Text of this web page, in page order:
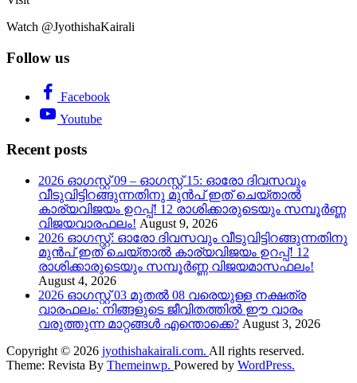
Watch @JyothishaKairali
Follow us
Facebook
Youtube
Recent posts
2026 ഓഗസ്റ്റ് 09 – ഓഗസ്റ്റ് 15: ഓരോ ദിവസവും
വീടുവിട്ടിറങ്ങുന്നതിനു മുൻപ് ഇത് ചെയ്താൽ
കാര്യവിജയം ഉറപ്പ്! 12 രാശിക്കാരുടെയും സമ്പൂർണ്ണ
വിജയവാരഫലം! August 9, 2026
2026 ഓഗസ്റ്റ്: ഓരോ ദിവസവും വീടുവിട്ടിറങ്ങുന്നതിനു
മുൻപ് ഇത് ചെയ്താൽ കാര്യവിജയം ഉറപ്പ്! 12
രാശിക്കാരുടെയും സമ്പൂർണ്ണ വിജയമാസഫലം!
August 4, 2026
2026 ഓഗസ്റ്റ് 03 മുതൽ 08 വരെയുള്ള നക്ഷത്ര
വാരഫലം: നിങ്ങളുടെ ജീവിതത്തിൽ ഈ വാരം
വരുത്തുന്ന മാറ്റങ്ങൾ എന്തൊക്കെ? August 3, 2026
Copyright © 2026 jyothishakairali.com. All rights reserved.
Theme: Revista By Themeinwp. Powered by WordPress.